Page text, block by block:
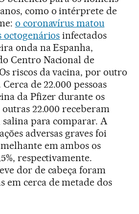
como o intérprete de
o coronavírus matou
octogenários infectados
onda na Espanha,
Centro Nacional de
riscos da vacina, por outro
de 22.000 pessoas
da Pfizer durante os
22.000 receberam
salina para comparar. A
adversas graves foi
em ambos os
respectivamente.
dor de cabeça foram
em cerca de metade dos